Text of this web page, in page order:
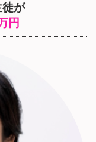
徒が
円